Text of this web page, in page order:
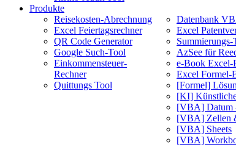
Produkte
Reisekosten-Abrechnung
Excel Feiertagsrechner
QR Code Generator
Google Such-Tool
Einkommensteuer-
Rechner
Quittungs Tool
Datenbank
Excel
Summierungs-
AzSee für
e-Book Excel-
Excel Formel-
[Formel]
[KI]
[VBA] Datum
[VBA] Zellen
[VBA] Sheets
[VBA]